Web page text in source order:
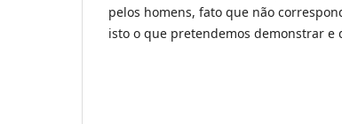
pelos homens, fato que não
isto o que pretendemos demonstrar e